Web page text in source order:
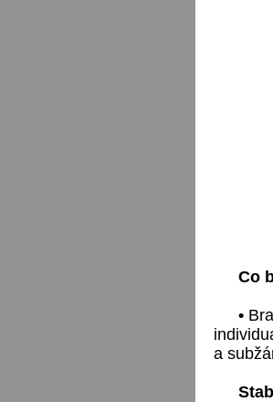
Co
•
a